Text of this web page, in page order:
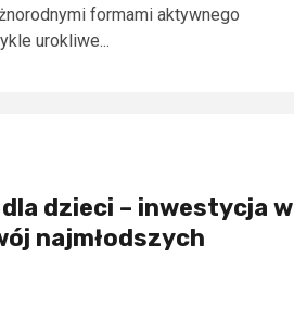
formami aktywnego
urokliwe...
dzieci – inwestycja w
najmłodszych